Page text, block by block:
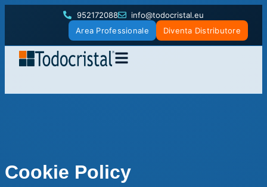
952172088
info@todocristal.eu
Diventa Distributore
Area Professionale
Cookie Policy